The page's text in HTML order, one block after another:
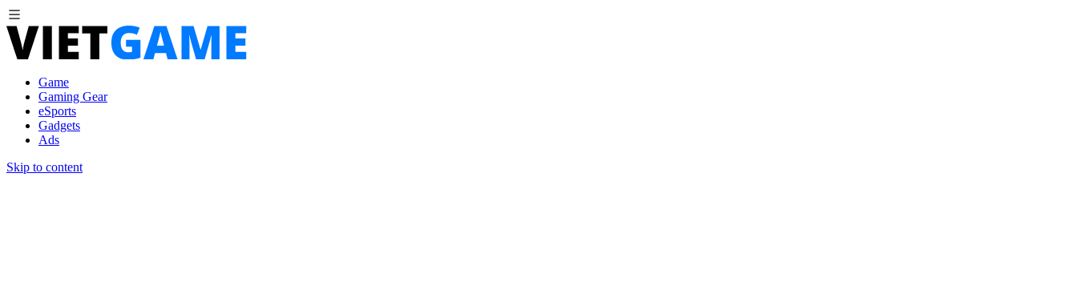
Game
Gaming Gear
eSports
Gadgets
Ads
Skip to content